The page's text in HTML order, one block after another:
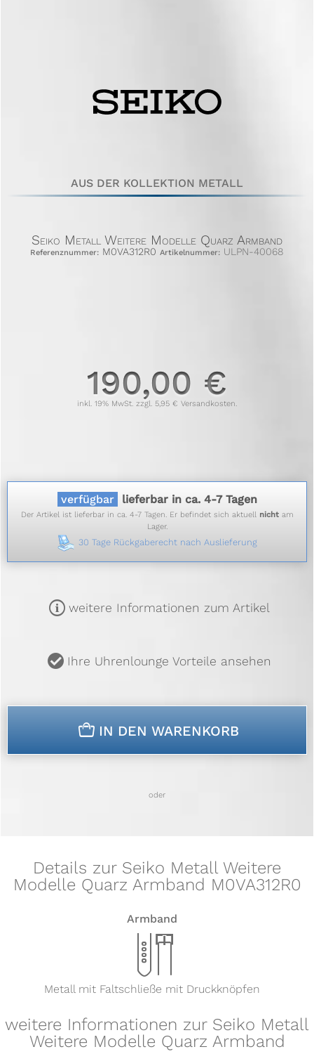
AUS DER KOLLEKTION METALL
Seiko Metall Weitere Modelle Quarz Armband
Referenznummer: M0VA312R0 Artikelnummer: ULPN-40068
190,00 €
inkl. 19% MwSt. zzgl. 5,95 € Versandkosten.
verfügbar lieferbar in ca. 4-7 Tagen
Der Artikel ist lieferbar in ca. 4-7 Tagen. Er befindet sich aktuell nichtam
Lager.
30 Tage Rückgaberecht nach Auslieferung
m weitere Informationen zum Artikel
u Ihre Uhrenlounge Vorteile ansehen
n IN DEN WARENKORB
oder
Details zur Seiko Metall Weitere
Modelle Quarz Armband M0VA312R0
Armband
x
Metall mit Faltschließe mit Druckknöpfen
weitere Informationen zur Seiko Metall
Weitere Modelle Quarz Armband